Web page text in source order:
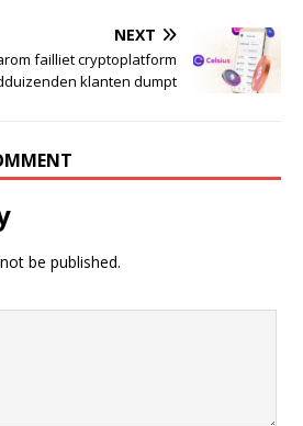
NEXT
failliet cryptoplatform
klanten dumpt
be published.